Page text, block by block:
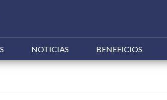
NOTICIAS BENEFICIOS